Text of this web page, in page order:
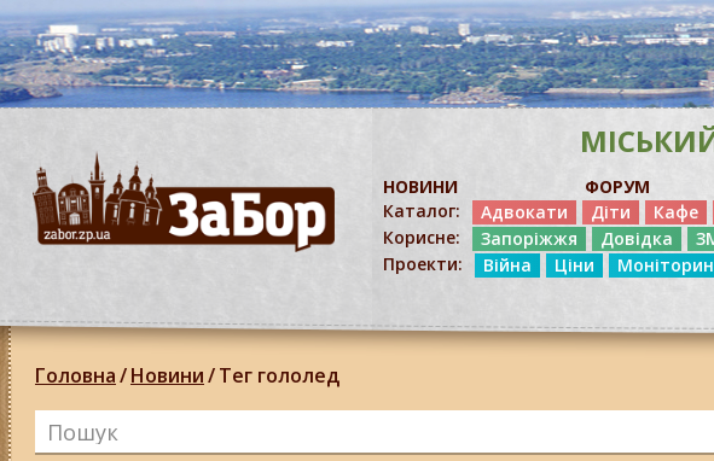
НОВИНИ ФОРУМ
Каталог:
Адвокати Діти Кафе
Корисне:
Запоріжжя Довідка
Проекти:
Війна Ціни
Головна/Новини/Тег гололед